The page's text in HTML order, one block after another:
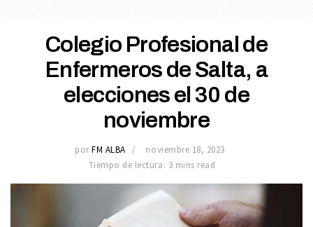
Colegio Profesional de
Enfermeros de Salta, a
elecciones el 30 de
noviembre
por FM ALBA
noviembre 18, 2023
Tiempo de lectura: 3 mins read